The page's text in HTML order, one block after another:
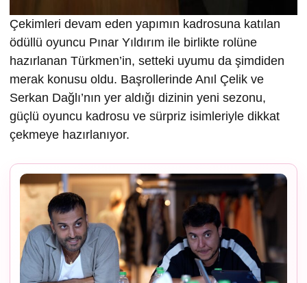
Çekimleri devam eden yapımın kadrosuna katılan
ödüllü oyuncu Pınar Yıldırım ile birlikte rolüne
hazırlanan Türkmen’in, setteki uyumu da şimdiden
merak konusu oldu. Başrollerinde Anıl Çelik ve
Serkan Dağlı’nın yer aldığı dizinin yeni sezonu,
güçlü oyuncu kadrosu ve sürpriz isimleriyle dikkat
çekmeye hazırlanıyor.